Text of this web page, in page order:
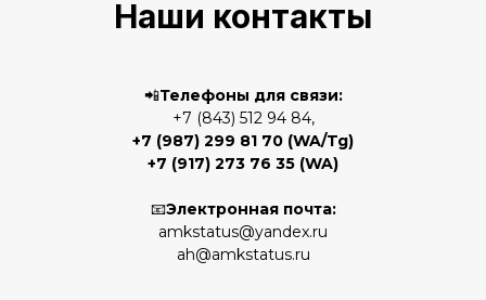
Наши контакты
📲Телефоны для связи:
+7 (843) 512 94 84,
+7 (987) 299 81 70 (WA/Tg)
+7 (917) 273 76 35 (WA)
📧Электронная почта:
amkstatus@yandex.ru
ah@amkstatus.ru